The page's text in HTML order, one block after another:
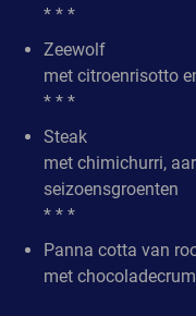
* * *
Zeewolf
met citroenrisotto
* * *
Steak
met chimichurri,
seizoensgroenten
* * *
Panna cotta van
met